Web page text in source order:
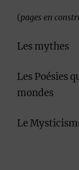
(pages en
Les mythes
Les Poésies
mondes
Le